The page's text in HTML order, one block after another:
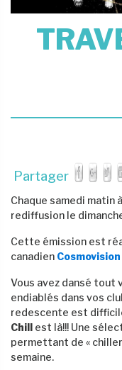
Partager
Chaque samedi matin
rediffusion le
Cette émission est
canadien
Vous avez dansé tout
endiablés dans vos
redescente est
Chill est là!!! Une
permettant de «
semaine.